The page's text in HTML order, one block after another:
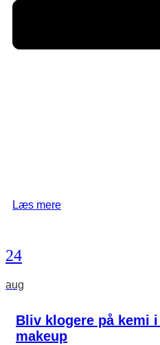
Læs mere
24
aug
Bliv klogere på kemi
makeup